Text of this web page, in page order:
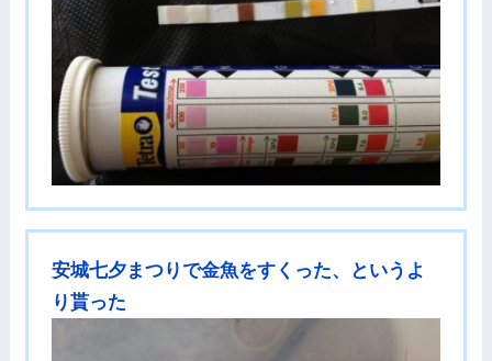
安城七夕まつりで金魚をすくった、というよ
り貰った